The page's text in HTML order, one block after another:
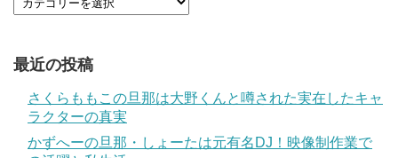
最近の投稿
さくらももこの旦那は大野くんと噂された実在したキャ
ラクターの真実
かずへーの旦那・しょーたは元有名DJ！映像制作業で